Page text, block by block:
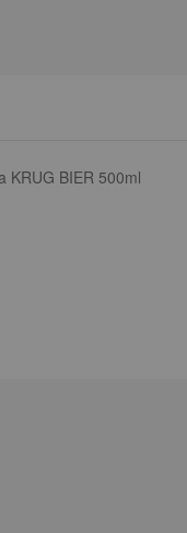
KRUG BIER 500ml